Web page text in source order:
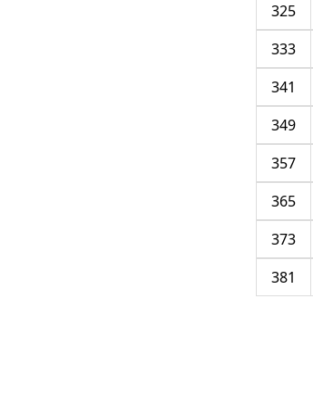
325
333
341
349
357
365
373
381